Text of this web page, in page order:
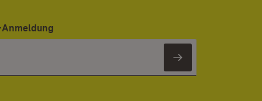
Newsletter